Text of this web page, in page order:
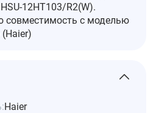
12HT103/R2(W).
совместимость с моделью
Haier